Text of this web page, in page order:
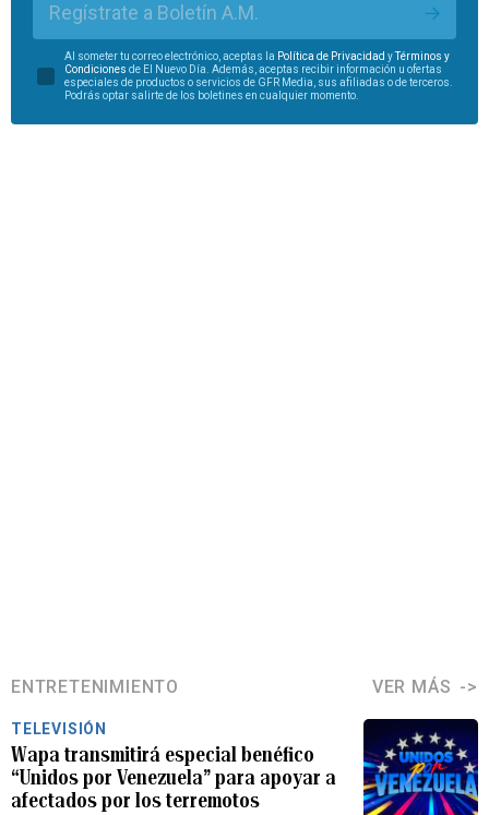
Regístrate a Boletín A.M.
Al someter tu correo electrónico, aceptas la Política de Privacidad yTérminos y
Condiciones de El Nuevo Día. Además, aceptas recibir información u ofertas
especiales de productos o servicios de GFR Media, sus afiliadas o de terceros.
Podrás optar salirte de los boletines en cualquier momento.
ENTRETENIMIENTO VER MÁS
TELEVISIÓN
Wapa transmitirá especial benéfico
“Unidos por Venezuela” para apoyar a
afectados por los terremotos